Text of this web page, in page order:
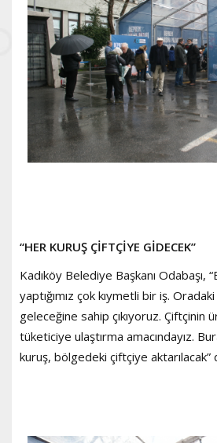
“HER KURUŞ ÇİFTÇİYE GİDECEK”
Kadıköy Belediye Başkanı Odabaşı,
yaptığımız çok kıymetli bir iş.
geleceğine sahip çıkıyoruz. Çiftçinin
tüketiciye ulaştırma amacındayız.
kuruş, bölgedeki çiftçiye aktarılacak”